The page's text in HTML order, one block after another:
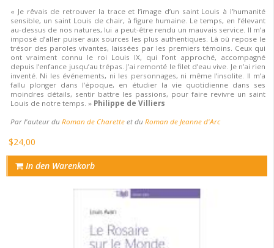
« Je rêvais de retrouver la trace et l’image d’un saint Louis à l’humanité
sensible, un saint Louis de chair, à figure humaine. Le temps, en l’élevant
au-dessus de nos natures, lui a peut-être rendu un mauvais service. Il m’a
imposé d’aller puiser aux sources les plus authentiques. Là où repose le
trésor des paroles vivantes, laissées par les premiers témoins. Ceux qui
ont vraiment connu le roi Louis IX, qui l’ont approché, accompagné
depuis l’enfance jusqu’au trépas. J’ai remonté le filet d’eau vive. Je n’ai rien
inventé. Ni les événements, ni les personnages, ni même l’insolite. Il m’a
fallu plonger dans l’époque, en étudier la vie quotidienne dans ses
moindres détails, sentir battre les passions, pour faire revivre un saint
Louis de notre temps. » Philippe de Villiers
Par l'auteur du Roman de Charette et du Roman de Jeanne d'Arc
$24,00
In den Warenkorb